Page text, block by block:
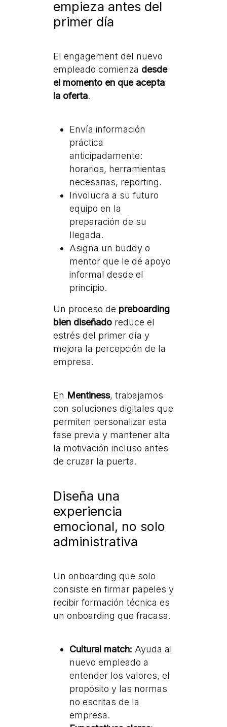
empieza antes del
primer día
El engagement del nuevo
empleado comienza desde
el momento en que acepta
la oferta.
Envía información
práctica
anticipadamente:
horarios, herramientas
necesarias, reporting.
Involucra a su futuro
equipo en la
preparación de su
llegada.
Asigna un buddy o
mentor que le dé apoyo
informal desde el
principio.
Un proceso de preboarding
bien diseñado reduce el
estrés del primer día y
mejora la percepción de la
empresa.
En Mentiness, trabajamos
con soluciones digitales que
permiten personalizar esta
fase previa y mantener alta
la motivación incluso antes
de cruzar la puerta.
Diseña una
experiencia
emocional, no solo
administrativa
Un onboarding que solo
consiste en firmar papeles y
recibir formación técnica es
un onboarding que fracasa.
Cultural match: Ayuda al
nuevo empleado a
entender los valores, el
propósito y las normas
no escritas de la
empresa.